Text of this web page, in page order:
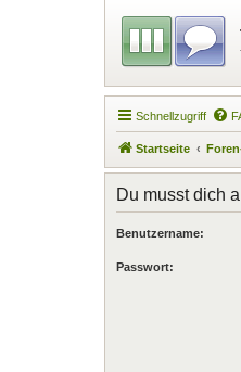
Schnellzugriff
Startseite
Du musst dich
Benutzername:
Passwort: